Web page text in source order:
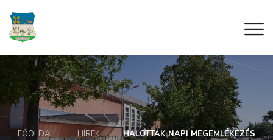
FŐOLDAL HÍREK HALOTTAK NAPI MEGEMLÉKEZÉS